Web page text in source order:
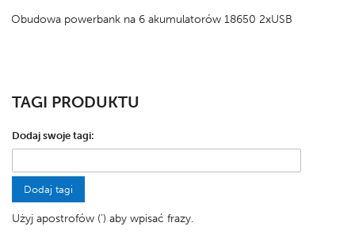
Obudowa powerbank na 6 akumulatorów 18650 2xUSB
TAGI PRODUKTU
Dodaj swoje tagi:
Dodaj tagi
Użyj apostrofów (') aby wpisać frazy.